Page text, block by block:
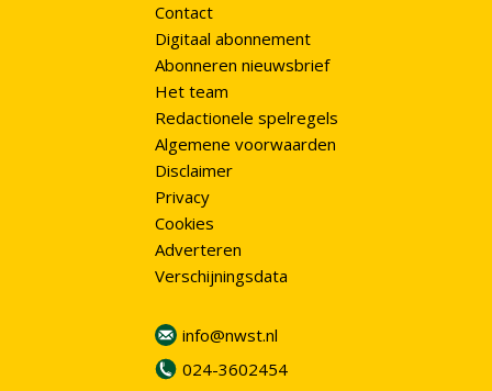
Contact
Digitaal abonnement
Abonneren nieuwsbrief
Het team
Redactionele spelregels
Algemene voorwaarden
Disclaimer
Privacy
Cookies
Adverteren
Verschijningsdata
info@nwst.nl
024-3602454